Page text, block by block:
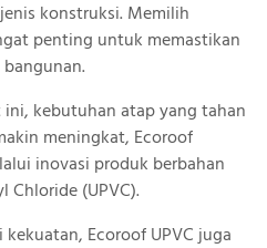
konstruksi. Memilih
penting untuk memastikan
kebutuhan atap yang tahan
meningkat, Ecoroof
inovasi produk berbahan
Chloride (UPVC).
Ecoroof UPVC juga